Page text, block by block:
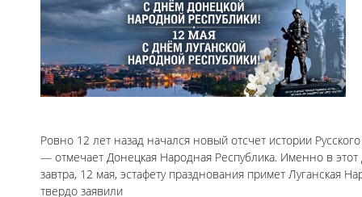
Ровно 12 лет назад начался новый отсчет истории
— отмечает Донецкая Народная Республика. Именно в
завтра, 12 мая, эстафету празднования примет Луганская
твердо заявили